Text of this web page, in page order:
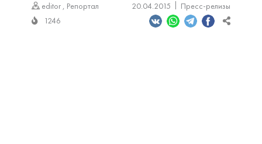
editor , Репортал 20.04.2015
Пресс-релизы
1246